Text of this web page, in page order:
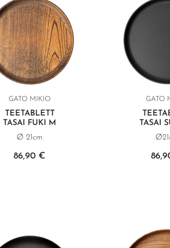
GATO MIKIO
TEETABLETT
TASAI FUKI M
Ø 21cm
86,90 €
GATO
TASAI